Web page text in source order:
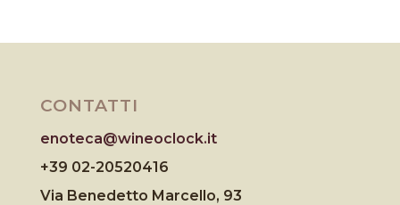
CONTATTI
enoteca@wineoclock.it
+39 02-20520416
Via Benedetto Marcello, 93